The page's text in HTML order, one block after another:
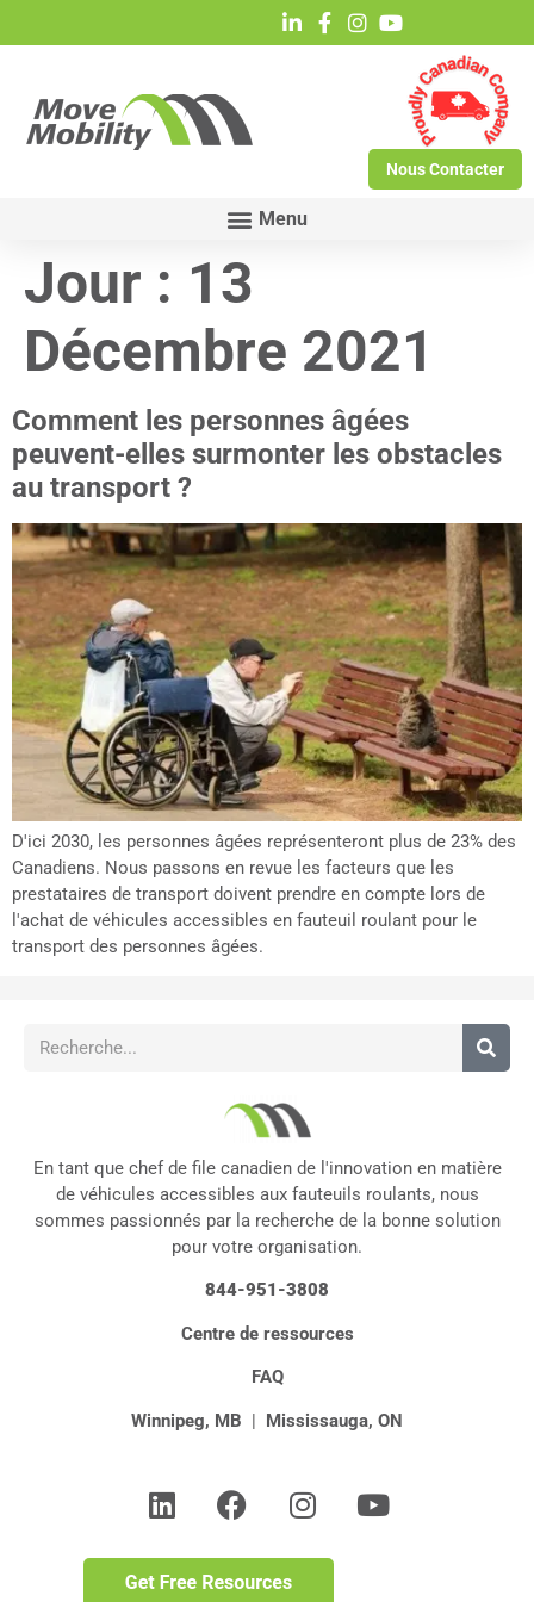
Nous Contacter
Jour : 13
Décembre 2021
Comment les personnes âgées
peuvent-elles surmonter les obstacles
au transport ?
D'ici 2030, les personnes âgées représenteront plus de 23% des
Canadiens. Nous passons en revue les facteurs que les
prestataires de transport doivent prendre en compte lors de
l'achat de véhicules accessibles en fauteuil roulant pour le
transport des personnes âgées.
En tant que chef de file canadien de l'innovation en matière
de véhicules accessibles aux fauteuils roulants, nous
sommes passionnés par la recherche de la bonne solution
pour votre organisation.
844-951-3808
Centre de ressources
FAQ
Winnipeg, MB | Mississauga, ON